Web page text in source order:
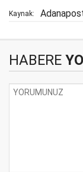
Kaynak:
HABERE